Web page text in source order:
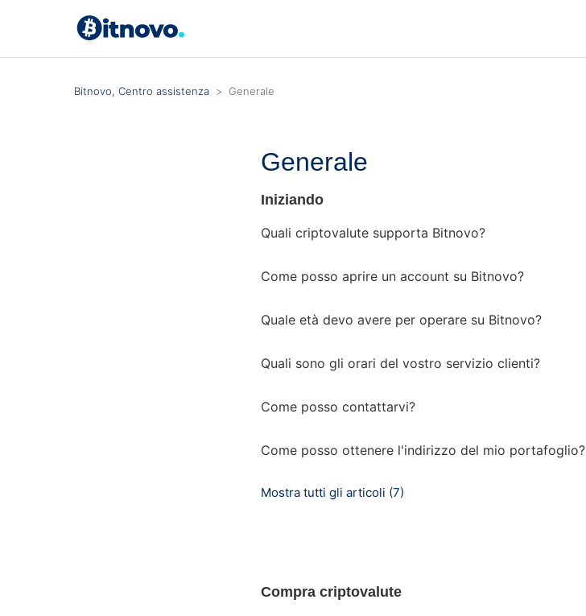
Bitnovo, Centro assistenza Generale
Generale
Iniziando
Quali criptovalute supporta Bitnovo?
Come posso aprire un account su Bitnovo?
Quale età devo avere per operare su Bitnovo?
Quali sono gli orari del vostro servizio clienti?
Come posso contattarvi?
Come posso ottenere l'indirizzo del mio portafoglio?
Mostra tutti gli articoli (7)
Compra criptovalute